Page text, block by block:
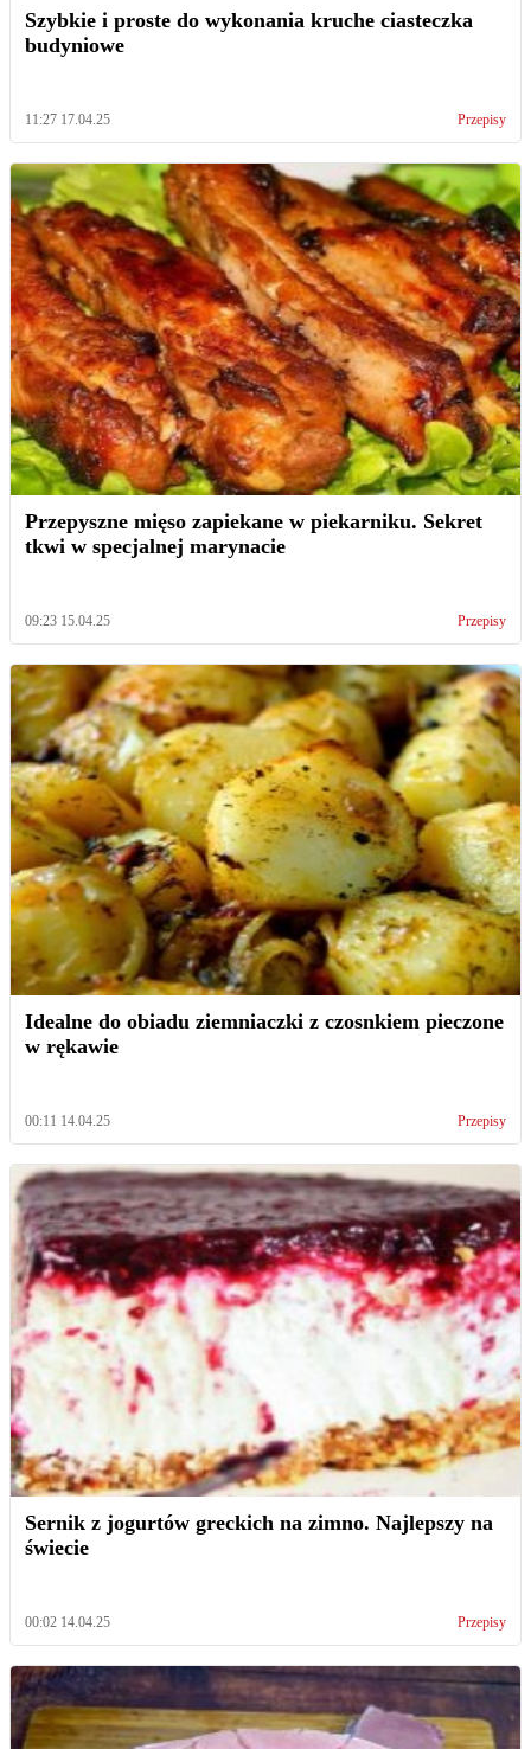
Szybkie i proste do wykonania kruche ciasteczka
budyniowe
11:27 17.04.25 Przepisy
Przepyszne mięso zapiekane w piekarniku. Sekret
tkwi w specjalnej marynacie
09:23 15.04.25 Przepisy
Idealne do obiadu ziemniaczki z czosnkiem pieczone
w rękawie
00:11 14.04.25 Przepisy
Sernik z jogurtów greckich na zimno. Najlepszy na
świecie
00:02 14.04.25 Przepisy